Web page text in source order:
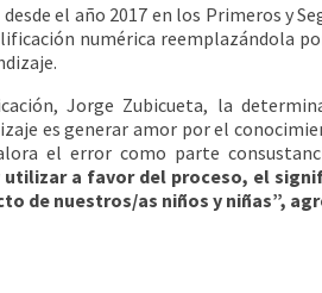
el año 2017 en los Primeros y
numérica reemplazándola
Jorge Zubicueta, la
es generar amor por el
el error como parte
utilizar a favor del proceso, el
de nuestros/as niños y niñas”,